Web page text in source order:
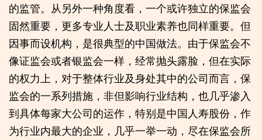
的监管。从另外一种角度看，一个或许独立的保监会
固然重要，更多专业人士及职业素养也同样重要。但
因事而设机构，是很典型的中国做法。由于保监会不
像证监会或者银监会一样，经常抛头露脸，但在实际
的权力上，对于整体行业及身处其中的公司而言，保
监会的一系列措施，非但影响行业结构，也几乎渗入
到具体每家大公司的运作，特别是中国人寿股份，作
为行业内最大的企业，几乎一举一动，尽在保监会所